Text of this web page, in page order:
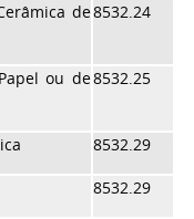
de8532.24
ou de8532.25
8532.29
8532.29